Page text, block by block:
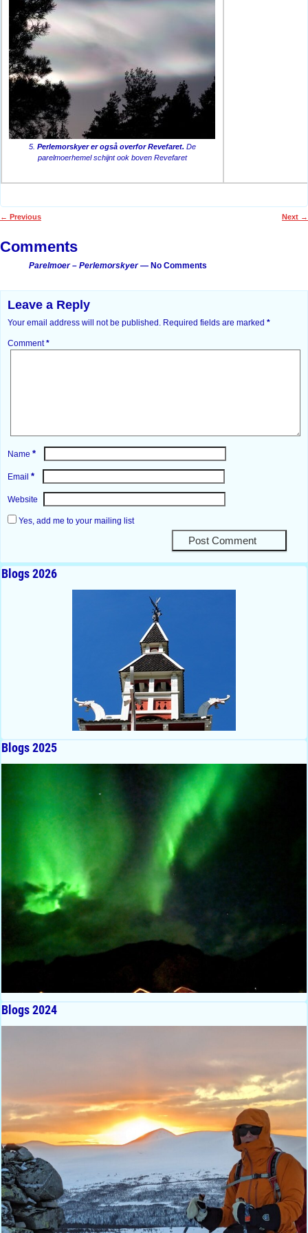
5. Perlemorskyer er også overfor Revefaret. De
parelmoerhemel schijnt ook boven Revefaret
← Previous Next →
Comments
Parelmoer – Perlemorskyer— No Comments
Leave a Reply
Your email address will not be published. Required fields are marked *
Comment*
Name *
Email *
Website
Yes, add me to your mailing list
Blogs 2026
Blogs 2025
Blogs 2024